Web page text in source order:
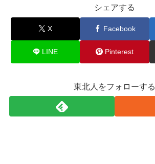
シェアする
X Facebook
LINE Pinterest
東北人をフォローする